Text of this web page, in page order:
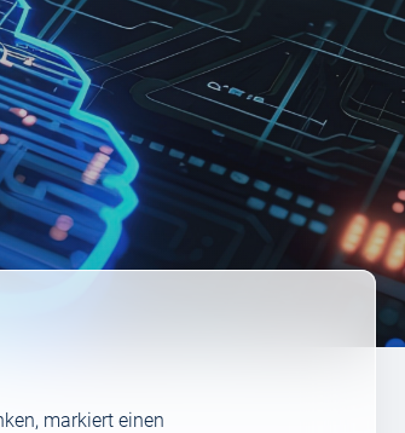
markiert einen